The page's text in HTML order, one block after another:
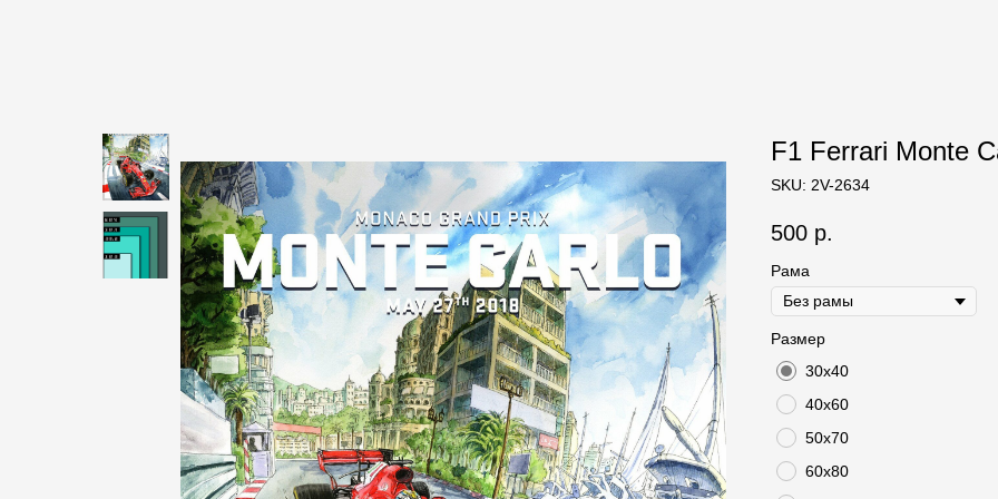
F1 Ferrari Monte
SKU: 2V-2634
500 р.
Рама
Размер
30х40
40х60
50х70
60х80